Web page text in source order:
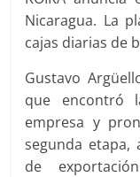
Nicaragua. La
cajas diarias de
Gustavo
que encontró
empresa y
segunda etapa,
de